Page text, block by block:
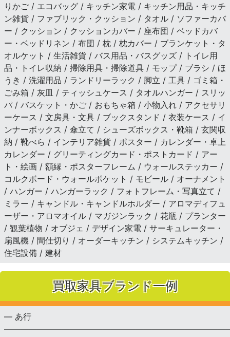
りかご / エコバッグ / キッチン家電 / キッチン用品・キッチ
ン雑貨 / ファブリック・クッション / タオル / ソファーカバ
ー / クッション / クッションカバー / 座布団 / ベッドカバ
ー・ベッドリネン / 布団 / 枕 / 枕カバー / ブランケット・タ
オルケット / 生活雑貨 / バス用品・バスグッズ / トイレ用
品・トイレ収納 / 掃除用具・掃除道具 / モップ / ブラシ / ほ
うき / 洗濯用品 / ランドリーラック / 脚立 / 工具 / ゴミ箱・
ごみ箱 / 灰皿 / ティッシュケース / タオルハンガー / スリッ
パ / バスケット・かご / おもちゃ箱 / 小物入れ / アクセサリ
ーケース / 文房具・文具 / ブックスタンド / 衣装ケース / イ
ンナーボックス / 傘立て / シューズボックス・靴箱 / 玄関収
納 / 靴べら / インテリア雑貨 / ポスター / カレンダー・卓上
カレンダー / グリーティングカード・ポストカード / アー
ト・絵画 / 額縁・ポスターフレーム / ウォールステッカー /
コルクボード・ウォールポケット / モビール / オーナメント
/ ハンガー / ハンガーラック / フォトフレーム・写真立て /
ミラー / キャンドル・キャンドルホルダー / アロマディフュ
ーザー・アロマオイル / マガジンラック / 花瓶 / プランター
/ 観葉植物 / オブジェ / デザイン家電 / サーキュレーター・
扇風機 / 間仕切り / オーダーキッチン / システムキッチン /
住宅設備 / 建材
買取家具ブランド一例
— あ行